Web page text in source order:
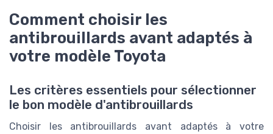
Comment choisir les
antibrouillards avant adaptés à
votre modèle Toyota
Les critères essentiels pour sélectionner
le bon modèle d'antibrouillards
Choisir les antibrouillards avant adaptés à votre